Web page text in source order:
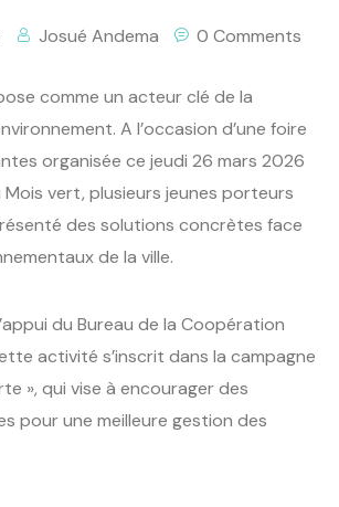
Josué Andema 0 Comments
comme un acteur clé de la
A l’occasion d’une foire
organisée ce jeudi 26 mars 2026
vert, plusieurs jeunes porteurs
des solutions concrètes face
de la ville.
du Bureau de la Coopération
activité s’inscrit dans la campagne
», qui vise à encourager des
pour une meilleure gestion des